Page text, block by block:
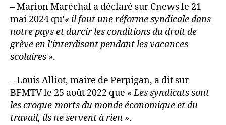
– Marion Maréchal a déclaré sur Cnews le 21
mai 2024 qu’« il faut une réforme syndicale dans
notre pays et durcir les conditions du droit de
grève en l’interdisant pendant les vacances
scolaires ».
– Louis Alliot, maire de Perpigan, a dit sur
BFMTV le 25 août 2022 que « Les syndicats sont
les croque-morts du monde économique et du
travail, ils ne servent à rien ».